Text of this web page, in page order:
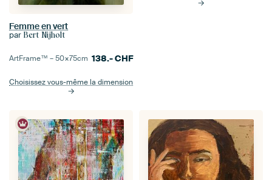
Femme en vert
par Bert Nijholt
ArtFrame™ –50×75cm 138.-CHF
Choisissez vous-même la dimension